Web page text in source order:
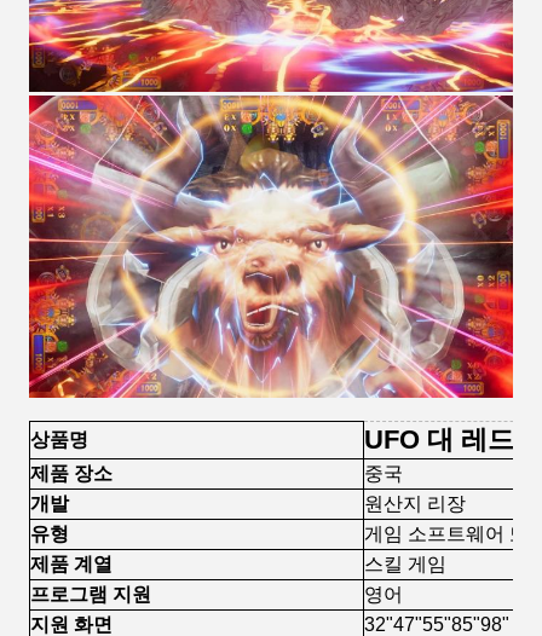
상품명 UFO 대 레드
제품 장소
중국
개발
원산지 리장
유형
게임 소프트웨어 또
제품 계열
스킬 게임
프로그램 지원
영어
지원 화면
32"47"55"85"98"